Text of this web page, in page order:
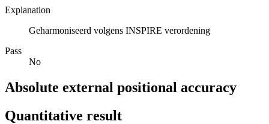
Explanation
Geharmoniseerd volgens INSPIRE verordening
Pass
No
Absolute external positional accuracy
Quantitative result